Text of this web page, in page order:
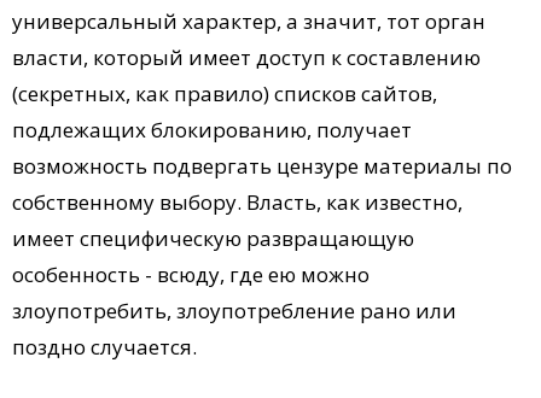
универсальный характер, а значит, тот орган
власти, который имеет доступ к составлению
(секретных, как правило) списков сайтов,
подлежащих блокированию, получает
возможность подвергать цензуре материалы по
собственному выбору. Власть, как известно,
имеет специфическую развращающую
особенность - всюду, где ею можно
злоупотребить, злоупотребление рано или
поздно случается.